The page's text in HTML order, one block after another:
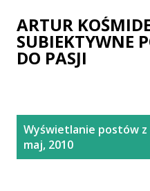
Przejdź do
ARTUR
SUBIEKTYWNE
DO PASJI
Wyświetlanie postów z
maj, 2010